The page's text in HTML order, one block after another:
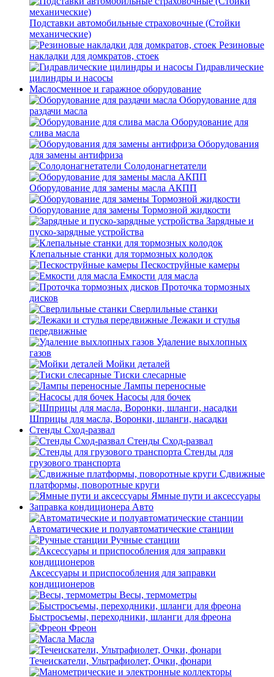
Подставки автомобильные страховочные (Стойки
механические)
Резиновые
накладки для домкратов, стоек
Гидравлические
цилиндры и насосы
Маслосменное и гаражное оборудование
Оборудование для
раздачи масла
Оборудование для
слива масла
Оборудования
для замены антифриза
Солодонагнетатели
Оборудование для замены масла АКПП
Оборудование для замены Тормозной жидкости
Зарядные и
пуско-зарядные устройства
Клепальные станки для тормозных колодок
Пескоструйные камеры
Емкости для масла
Проточка тормозных
дисков
Сверлильные станки
Лежаки и стулья
передвижные
Удаление выхлопных
газов
Мойки деталей
Тиски слесарные
Лампы переносные
Насосы для бочек
Шприцы для масла, Воронки, шланги, насадки
Стенды Сход-развал
Стенды Сход-развал
Стенды для
грузового транспорта
Сдвижные
платформы, поворотные круги
Ямные пути и аксессуары
Заправка кондиционера Авто
Автоматические и полуавтоматические станции
Ручные станции
Аксессуары и приспособления для заправки
кондиционеров
Весы, термометры
Быстросъемы, переходники, шланги для фреона
Фреон
Масла
Течеискатели, Ультрафиолет, Очки, фонари